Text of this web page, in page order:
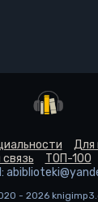
Для
ТОП-100
- 2026